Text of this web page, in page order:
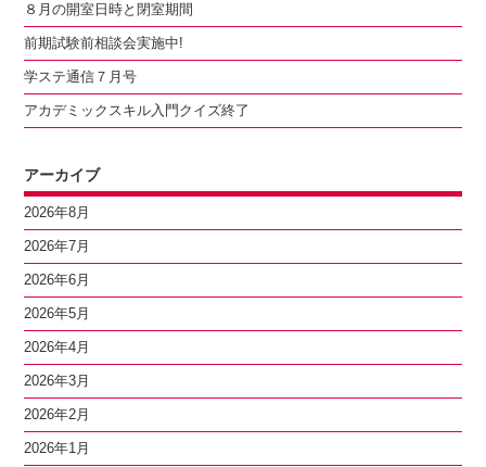
８月の開室日時と閉室期間
前期試験前相談会実施中!
学ステ通信７月号
アカデミックスキル入門クイズ終了
アーカイブ
2026年8月
2026年7月
2026年6月
2026年5月
2026年4月
2026年3月
2026年2月
2026年1月